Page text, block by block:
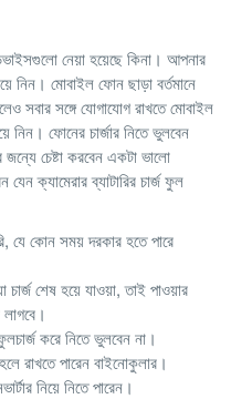
নেয়া হয়েছে কিনা। আপনার
নিন। মোবাইল ফোন ছাড়া বর্তমানে
সবার সঙ্গে যোগাযোগ রাখতে মোবাইল
নিন। ফোনের চার্জার নিতে ভুলবেন
চেষ্টা করবেন একটা ভালো
ক্যামেরার ব্যাটারির চার্জ ফুল
যে কোন সময় দরকার হতে পারে
শেষ হয়ে যাওয়া, তাই পাওয়ার
করে নিতে ভুলবেন না।
রাখতে পারেন বাইনোকুলার।
নিয়ে নিতে পারেন।